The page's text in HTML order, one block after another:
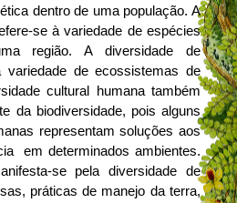
dentro de uma população. A
se à variedade de espécies
região. A diversidade de
variedade de ecossistemas de
cultural humana também
da biodiversidade, pois alguns
representam soluções aos
em determinados ambientes.
se pela diversidade de
práticas de manejo da terra,